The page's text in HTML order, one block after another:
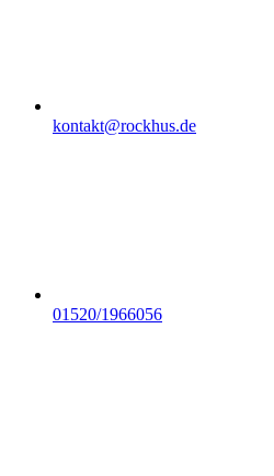
kontakt@rockhus.de
01520/1966056